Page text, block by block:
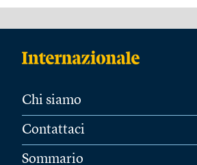
Chi siamo
Contattaci
Sommario